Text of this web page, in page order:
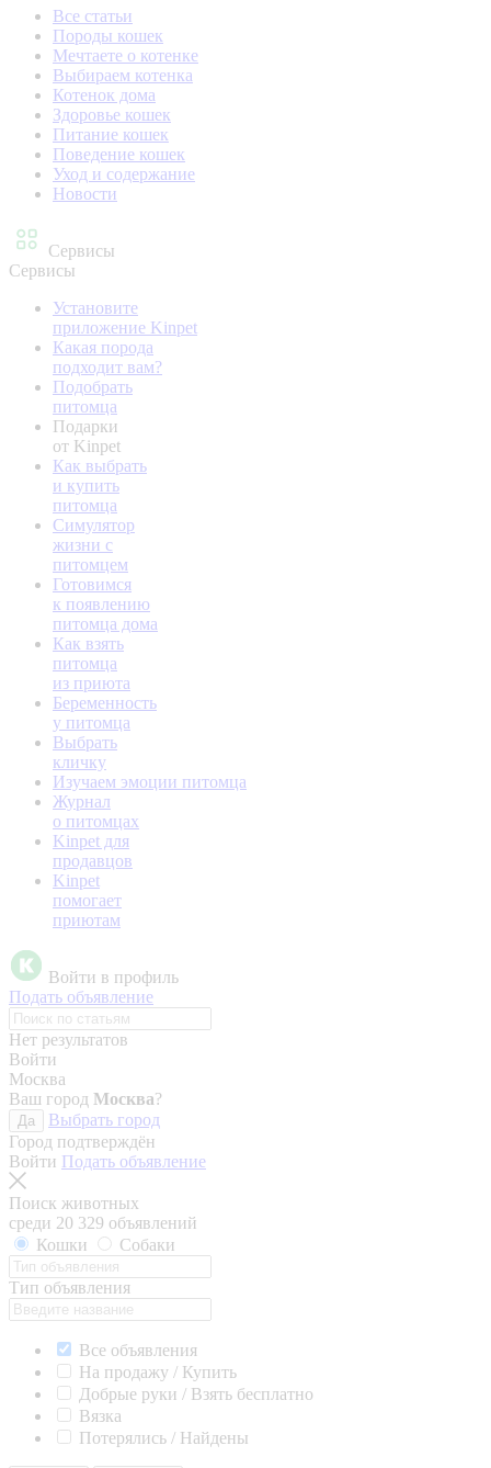
Все статьи
Породы кошек
Мечтаете о котенке
Выбираем котенка
Котенок дома
Здоровье кошек
Питание кошек
Поведение кошек
Уход и содержание
Новости
Сервисы
Сервисы
Установите
приложение Kinpet
Какая порода
подходит вам?
Подобрать
питомца
Подарки
от Kinpet
Как выбрать
и купить
питомца
Симулятор
жизни с
питомцем
Готовимся
к появлению
питомца дома
Как взять
питомца
из приюта
Беременность
у питомца
Выбрать
кличку
Изучаем эмоции питомца
Журнал
о питомцах
Kinpet для
продавцов
Kinpet
помогает
приютам
Войти в профиль
Подать объявление
Нет результатов
Войти
Москва
Ваш город Москва?
Да
Выбрать город
Город подтверждён
Войти Подать объявление
Поиск животных
среди 20 329 объявлений
Кошки
Собаки
Тип объявления
Все объявления
На продажу / Купить
Добрые руки / Взять бесплатно
Вязка
Потерялись / Найдены